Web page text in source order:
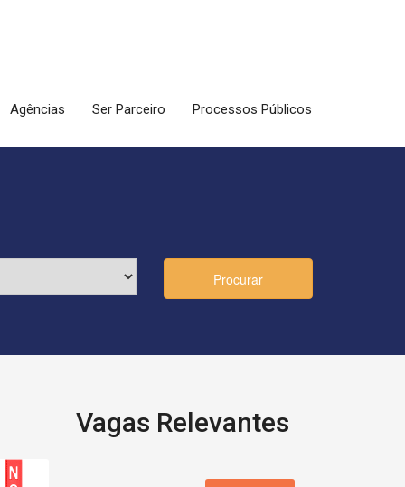
Agências Ser Parceiro Processos Públicos
Procurar
Vagas Relevantes